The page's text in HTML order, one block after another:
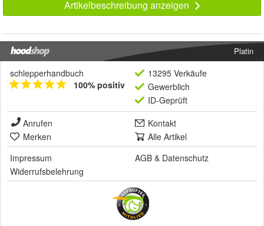
Artikelbeschreibung anzeigen
Platin
schlepperhandbuch
100% positiv
13295 Verkäufe
Gewerblich
ID-Geprüft
Anrufen
Kontakt
Merken
Alle Artikel
Impressum
AGB & Datenschutz
Widerrufsbelehrung